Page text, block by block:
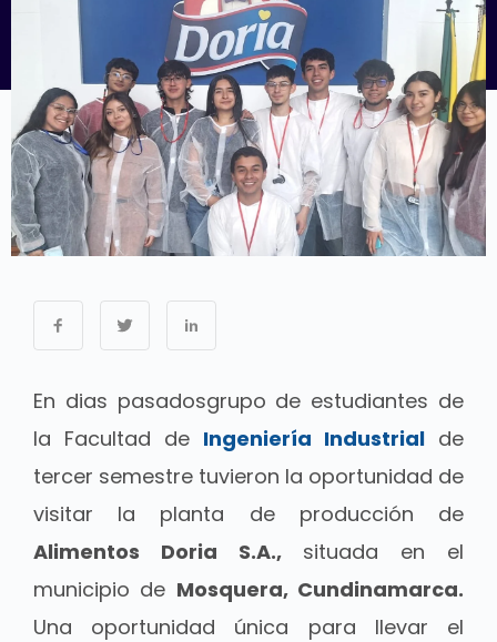
En dias pasadosgrupo de estudiantes de
la Facultad de Ingeniería Industrial de
tercer semestre tuvieron la oportunidad de
visitar la planta de producción de
Alimentos Doria S.A.,situada en el
municipio de Mosquera, Cundinamarca.
Una oportunidad única para llevar el